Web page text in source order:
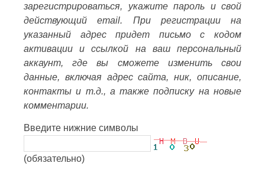
зарегистрироваться, укажите пароль и свой
действующий email. При регистрации на
указанный адрес придет письмо с кодом
активации и ссылкой на ваш персональный
аккаунт, где вы сможете изменить свои
данные, включая адрес сайта, ник, описание,
контакты и т.д., а также подписку на новые
комментарии.
Введите нижние символы
(обязательно)